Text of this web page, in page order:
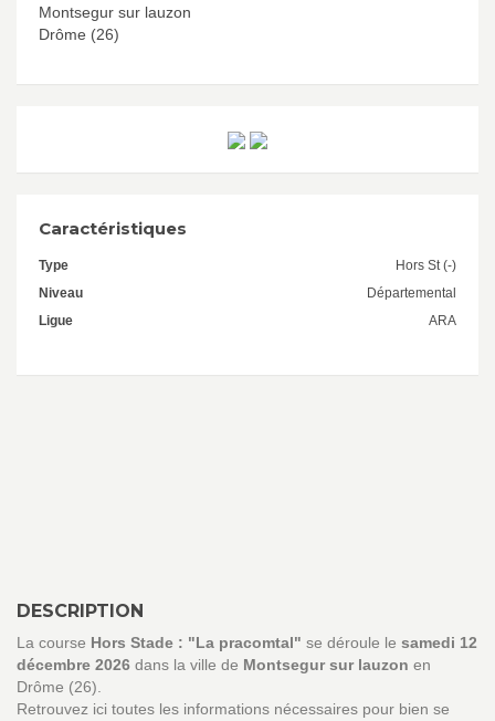
Montsegur sur lauzon
Drôme (26)
Caractéristiques
Type
Hors St (-)
Niveau
Départemental
Ligue
ARA
DESCRIPTION
La course Hors Stade : "La pracomtal" se déroule le samedi 12
décembre 2026 dans la ville de Montsegur sur lauzon en
Drôme (26).
Retrouvez ici toutes les informations nécessaires pour bien se